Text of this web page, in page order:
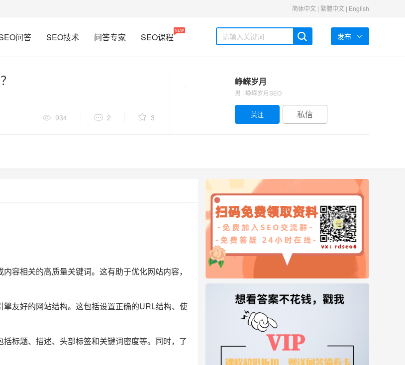
简体中文 | 繁體中文 | English
问答 SEO技术 问答专家 SEO课程
NEW
发布
934 2 3
峥嵘岁月
男 | 峥嵘岁月SEO
私信
容相关的高质量关键词。这有助于优化网站内容，
友好的网站结构。这包括设置正确的URL结构、使
标题、描述、头部标签和关键词密度等。同时，了